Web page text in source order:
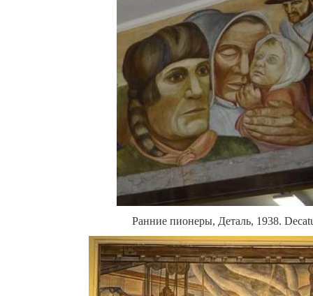
Ранние пионеры, Деталь, 1938.